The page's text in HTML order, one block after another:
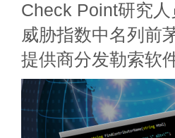
Check Point研究
威胁指数中名列前
提供商分发勒索软